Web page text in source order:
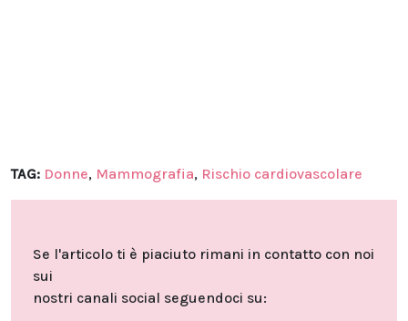
TAG: Donne, Mammografia, Rischio cardiovascolare
Se l'articolo ti è piaciuto rimani in contatto con noi
sui
nostri canali social seguendoci su: